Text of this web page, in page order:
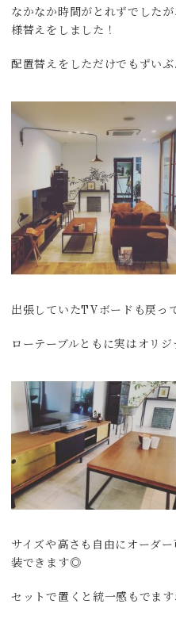
なかなか時間がとれずでした
様替えをしました！
配置替えをしただけでもずい
出張していたTVボードも戻っ
ローテーブルともに実はオリ
サイズや高さも自由にオーダ
装できます◎
セットで置くと統一感もでま